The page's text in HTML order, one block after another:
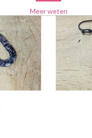
Meer weten